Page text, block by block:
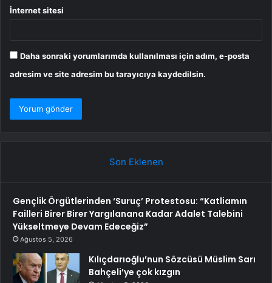
İnternet sitesi
Daha sonraki yorumlarımda kullanılması için adım, e-posta
adresim ve site adresim bu tarayıcıya kaydedilsin.
Son Eklenen
Gençlik Örgütlerinden ‘Suruç’ Protestosu: “Katliamın
Failleri Birer Birer Yargılanana Kadar Adalet Talebini
Yükseltmeye Devam Edeceğiz”
Ağustos 5, 2026
Kılıçdarıoğlu’nun Sözcüsü Müslim Sarı
Bahçeli’ye çok kızgın